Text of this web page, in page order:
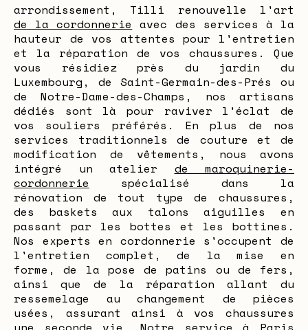
arrondissement, Tilli renouvelle l'art
de la cordonnerie avec des services à la
hauteur de vos attentes pour l'entretien
et la réparation de vos chaussures. Que
vous résidiez près du jardin du
Luxembourg, de Saint-Germain-des-Prés ou
de Notre-Dame-des-Champs, nos artisans
dédiés sont là pour raviver l'éclat de
vos souliers préférés. En plus de nos
services traditionnels de couture et de
modification de vêtements, nous avons
intégré un atelier de maroquinerie-
cordonnerie spécialisé dans la
rénovation de tout type de chaussures,
des baskets aux talons aiguilles en
passant par les bottes et les bottines.
Nos experts en cordonnerie s'occupent de
l'entretien complet, de la mise en
forme, de la pose de patins ou de fers,
ainsi que de la réparation allant du
ressemelage au changement de pièces
usées, assurant ainsi à vos chaussures